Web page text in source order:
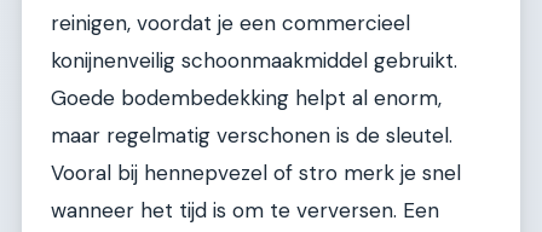
reinigen, voordat je een commercieel
konijnenveilig schoonmaakmiddel gebruikt.
Goede bodembedekking helpt al enorm,
maar regelmatig verschonen is de sleutel.
Vooral bij hennepvezel of stro merk je snel
wanneer het tijd is om te verversen. Een